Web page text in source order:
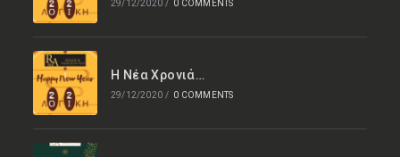
29/12/2020 / 0 COMMENTS
Η Νέα Χρονιά…
29/12/2020 / 0 COMMENTS